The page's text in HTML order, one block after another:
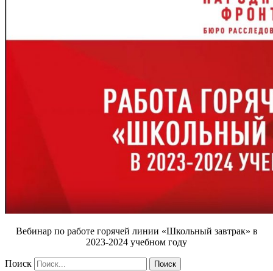
Вебинар по работе горячей линии «Школьный завтрак» в
2023-2024 учебном году
Поиск
Поиск